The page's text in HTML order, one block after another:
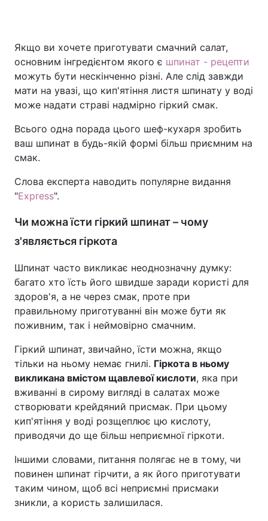
Якщо ви хочете приготувати смачний салат,
основним інгредієнтом якого є шпинат - рецепти
можуть бути нескінченно різні. Але слід завжди
мати на увазі, що кип'ятіння листя шпинату у воді
може надати страві надмірно гіркий смак.
Всього одна порада цього шеф-кухаря зробить
ваш шпинат в будь-якій формі більш приємним на
смак.
Слова експерта наводить популярне видання
"Express".
Чи можна їсти гіркий шпинат – чому
з'являється гіркота
Шпинат часто викликає неоднозначну думку:
багато хто їсть його швидше заради користі для
здоров'я, а не через смак, проте при
правильному приготуванні він може бути як
поживним, так і неймовірно смачним.
Гіркий шпинат, звичайно, їсти можна, якщо
тільки на ньому немає гнилі. Гіркота в ньому
викликана вмістом щавлевої кислоти, яка при
вживанні в сирому вигляді в салатах може
створювати крейдяний присмак. При цьому
кип'ятіння у воді розщеплює цю кислоту,
приводячи до ще більш неприємної гіркоти.
Іншими словами, питання полягає не в тому, чи
повинен шпинат гірчити, а як його приготувати
таким чином, щоб всі неприємні присмаки
зникли, а користь залишилася.